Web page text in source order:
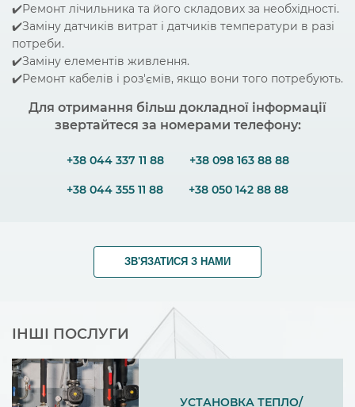
✔️Ремонт лічильника та його складових за необхідності.
✔️Заміну датчиків витрат і датчиків температури в разі
потреби.
✔️Заміну елементів живлення.
✔️Ремонт кабелів і роз'ємів, якщо вони того потребують.
Для отримання більш докладної інформації
звертайтеся за номерами телефону:
+38 044 337 11 88 +38 098 163 88 88
+38 044 355 11 88 +38 050 142 88 88
ЗВ'ЯЗАТИСЯ З НАМИ
ІНШІ ПОСЛУГИ
УСТАНОВКА ТЕПЛО/